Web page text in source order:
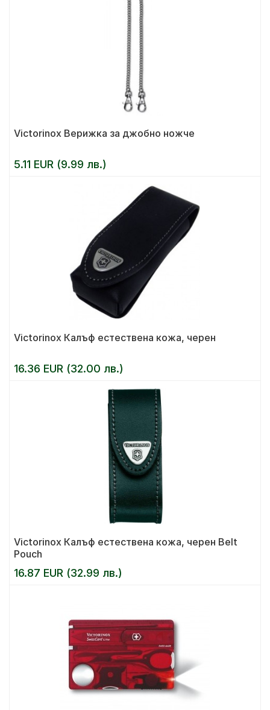
Victorinox Верижка за джобно ножче
5.11 EUR (9.99 лв.)
Victorinox Калъф естествена кожа, черен
16.36 EUR (32.00 лв.)
Victorinox Калъф естествена кожа, черен Belt
Pouch
16.87 EUR (32.99 лв.)